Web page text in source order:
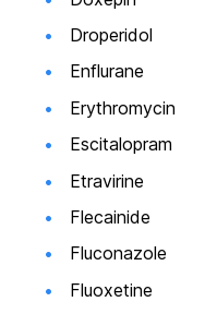
Droperidol
Enflurane
Erythromycin
Escitalopram
Etravirine
Flecainide
Fluconazole
Fluoxetine